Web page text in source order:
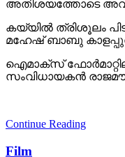
അതിശയത്തോടെ
കയ്യില്‍ ത്രിശൂലം
മഹേഷ് ബാബു
ഐമാക്‌സ്
സംവിധായകന്‍
Continue Reading
Film